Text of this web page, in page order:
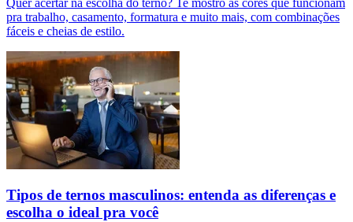
pra trabalho, casamento, formatura e muito mais, com combinações
fáceis e cheias de estilo.
Tipos de ternos masculinos: entenda as diferenças e
escolha o ideal pra você